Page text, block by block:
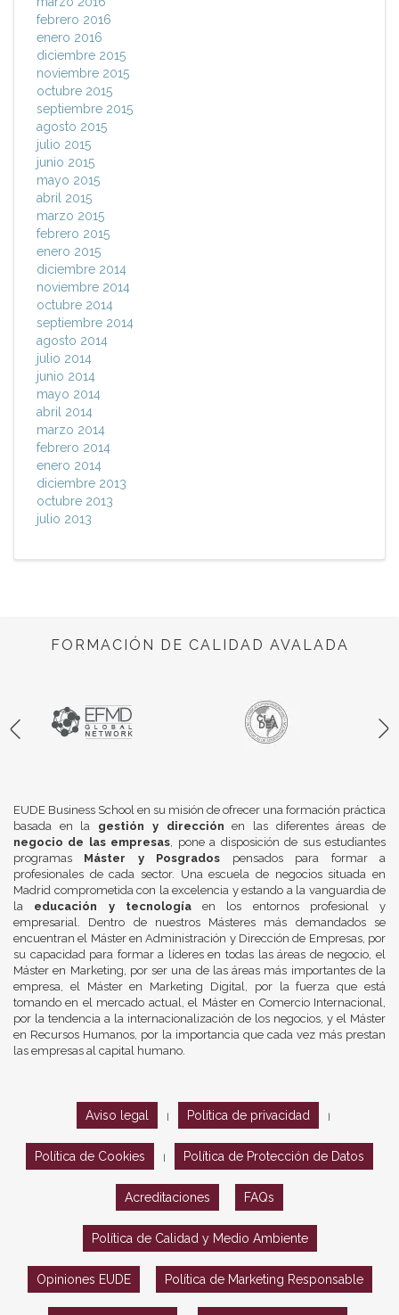
febrero 2016
enero 2016
diciembre 2015
noviembre 2015
octubre 2015
septiembre 2015
agosto 2015
julio 2015
junio 2015
mayo 2015
abril 2015
marzo 2015
febrero 2015
enero 2015
diciembre 2014
noviembre 2014
octubre 2014
septiembre 2014
agosto 2014
julio 2014
junio 2014
mayo 2014
abril 2014
marzo 2014
febrero 2014
enero 2014
diciembre 2013
octubre 2013
julio 2013
FORMACIÓN DE CALIDAD AVALADA
EUDE Business School en su misión de ofrecer una formación práctica
basada en la gestión y dirección en las diferentes áreas de
negocio de las empresas, pone a disposición de sus estudiantes
programas Máster y Posgrados pensados para formar a
profesionales de cada sector. Una escuela de negocios situada en
Madrid comprometida con la excelencia y estando a la vanguardia de
la educación y tecnologíaen los entornos profesional y
empresarial. Dentro de nuestros Másteres más demandados se
encuentran el Máster en Administración y Dirección de Empresas, por
su capacidad para formar a líderes en todas las áreas de negocio, el
Máster en Marketing, por ser una de las áreas más importantes de la
empresa, el Máster en Marketing Digital, por la fuerza que está
tomando en el mercado actual, el Máster en Comercio Internacional,
por la tendencia a la internacionalización de los negocios, y el Máster
en Recursos Humanos, por la importancia que cada vez más prestan
las empresas al capital humano.
Aviso legal Política de privacidad
Política de Cookies Política de Protección de Datos
Acreditaciones FAQs
Política de Calidad y Medio Ambiente
Opiniones EUDE Política de Marketing Responsable